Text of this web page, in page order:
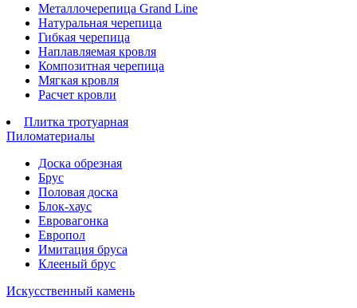
Металлочерепица Grand Line
Натуральная черепица
Гибкая черепица
Наплавляемая кровля
Композитная черепица
Мягкая кровля
Расчет кровли
Плитка тротуарная
Пиломатериалы
Доска обрезная
Брус
Половая доска
Блок-хаус
Евровагонка
Европол
Имитация бруса
Клееный брус
Искусственный камень